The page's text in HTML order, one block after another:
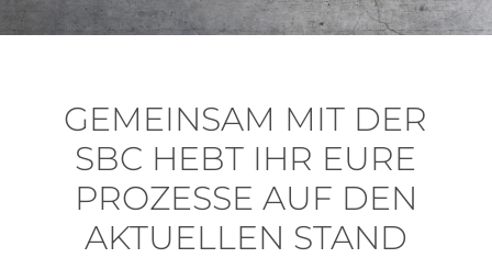
GEMEINSAM MIT DER
SBC HEBT IHR EURE
PROZESSE AUF DEN
AKTUELLEN STAND